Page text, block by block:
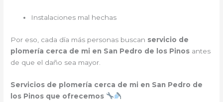
Instalaciones mal hechas
Por eso, cada día más personas buscan servicio de
plomería cerca de mi en San Pedro de los Pinos antes
de que el daño sea mayor.
Servicios de plomería cerca de mi en San Pedro de
los Pinos que ofrecemos